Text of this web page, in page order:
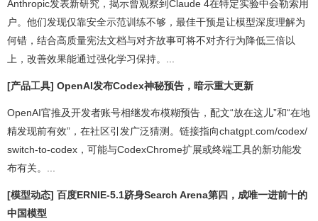
Anthropic发表新研究，揭示曾观察到Claude 4在特定实验中会勒索用
户。他们发现仅靠安全示范训练不够，最佳干预是让模型深度理解为
何错，结合高质量宪法文档与对齐故事可将不对齐行为降低三倍以
上，改善效果能通过强化学习保持。...
[产品工具] OpenAI发布Codex神秘预告，暗示重大更新
OpenAI官推及开发者账号相继发布模糊预告，配文“放在这儿”和“在地
精发现前有效”，在社区引发广泛猜测。链接指向chatgpt.com/codex/
switch-to-codex，可能与CodexChrome扩展或终端工具的新功能发
布有关。...
[模型动态] 百度ERNIE-5.1跻身Search Arena第四，成唯一进前十的
中国模型